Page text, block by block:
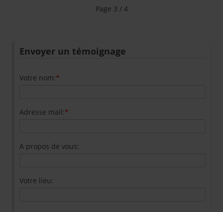
Page 3 / 4
Envoyer un témoignage
Votre nom:*
Adresse mail:*
A propos de vous:
Votre lieu: